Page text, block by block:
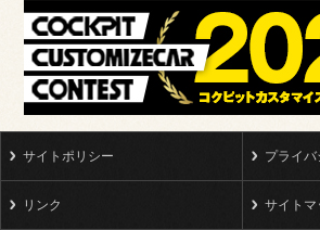
サイトポリシー プライ
リンク サイトマ